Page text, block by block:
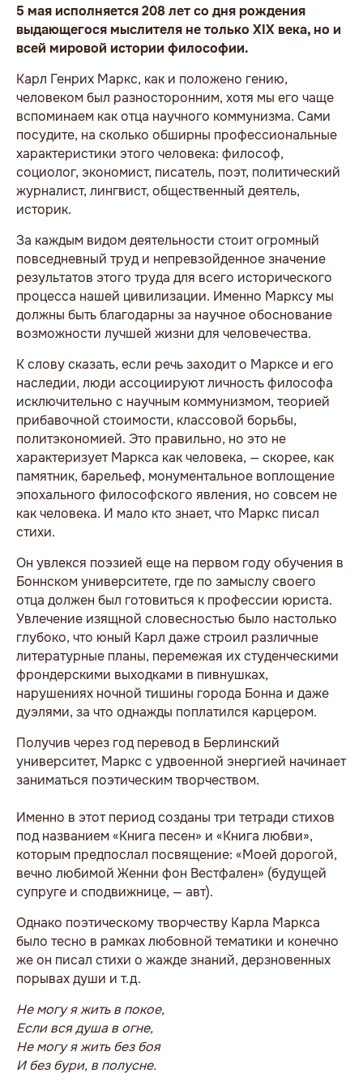
5 мая исполняется 208 лет со дня рождения
выдающегося мыслителя не только XIX века, но и
всей мировой истории философии.
Карл Генрих Маркс, как и положено гению,
человеком был разносторонним, хотя мы его чаще
вспоминаем как отца научного коммунизма. Сами
посудите, на сколько обширны профессиональные
характеристики этого человека: философ,
социолог, экономист, писатель, поэт, политический
журналист, лингвист, общественный деятель,
историк.
За каждым видом деятельности стоит огромный
повседневный труд и непревзойденное значение
результатов этого труда для всего исторического
процесса нашей цивилизации. Именно Марксу мы
должны быть благодарны за научное обоснование
возможности лучшей жизни для человечества.
К слову сказать, если речь заходит о Марксе и его
наследии, люди ассоциируют личность философа
исключительно с научным коммунизмом, теорией
прибавочной стоимости, классовой борьбы,
политэкономией. Это правильно, но это не
характеризует Маркса как человека, — скорее, как
памятник, барельеф, монументальное воплощение
эпохального философского явления, но совсем не
как человека. И мало кто знает, что Маркс писал
стихи.
Он увлекся поэзией еще на первом году обучения в
Боннском университете, где по замыслу своего
отца должен был готовиться к профессии юриста.
Увлечение изящной словесностью было настолько
глубоко, что юный Карл даже строил различные
литературные планы, перемежая их студенческими
фрондерскими выходками в пивнушках,
нарушениях ночной тишины города Бонна и даже
дуэлями, за что однажды поплатился карцером.
Получив через год перевод в Берлинский
университет, Маркс с удвоенной энергией начинает
заниматься поэтическим творчеством.
Именно в этот период созданы три тетради стихов
под названием «Книга песен» и «Книга любви»,
которым предпослал посвящение: «Моей дорогой,
вечно любимой Женни фон Вестфален» (будущей
супруге и сподвижнице, — авт).
Однако поэтическому творчеству Карла Маркса
было тесно в рамках любовной тематики и конечно
же он писал стихи о жажде знаний, дерзновенных
порывах души и т.д.
Не могу я жить в покое,
Если вся душа в огне,
Не могу я жить без боя
И без бури, в полусне.